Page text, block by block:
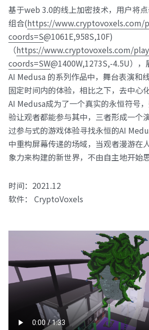
基于web 3.0的线上加密技术，用户将
组合(https://www.cryptovoxels.com/
coords=S@1061E,958S,10F)
（https://www.cryptovoxels.com/
coords=SW@1400W,1273S,-4.5U），
AI Medusa 的系列作品中，舞台表演和
固定时间内的体验，相比之下，去中心
AI Medusa成为了一个真实的永恒符号
验让观者都能参与其中，三者形成一个
过参与式的游戏体验寻找永恒的AI
中重构屏幕传递的场域，当观者漫游在
象力来构建的新世界，不由自主地开始
时间：2021.12
软件： CryptoVoxels